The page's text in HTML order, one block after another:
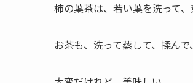
柿の葉茶は、若い葉を洗って、
お茶も、洗って蒸して、揉ん